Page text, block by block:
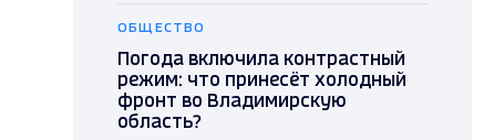
ОБЩЕСТВО
Погода включила контрастный
режим: что принесёт холодный
фронт во Владимирскую
область?